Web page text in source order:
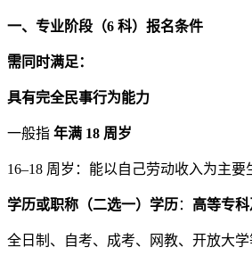
一、专业阶段（6 科）报名条件
需同时满足：
具有完全民事行为能力
一般指 年满 18 周岁
16–18 周岁：能以自己劳动收入为主
学历或职称（二选一）学历： 高等专
全日制、自考、成考、网教、开放大学